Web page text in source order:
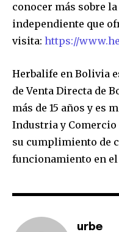
conocer más sobre
independiente que
visita: https://
Herbalife en Bolivia
de Venta Directa de
más de 15 años y es
Industria y Comercio
su cumplimiento de
funcionamiento en el
urbe